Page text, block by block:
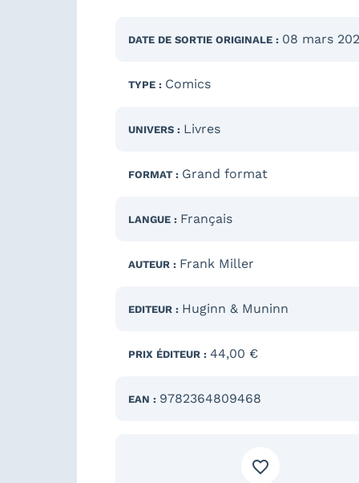
DATE DE SORTIE ORIGINALE : 08 mars
TYPE : Comics
UNIVERS : Livres
FORMAT : Grand format
LANGUE : Français
AUTEUR : Frank Miller
EDITEUR : Huginn & Muninn
PRIX ÉDITEUR : 44,00 €
EAN : 9782364809468